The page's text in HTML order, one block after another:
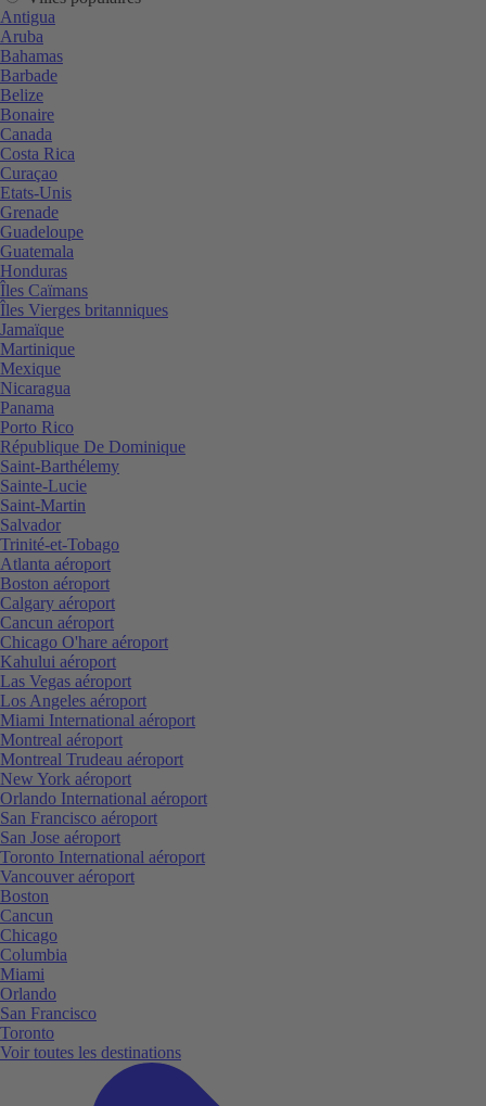
Antigua
Aruba
Bahamas
Barbade
Belize
Bonaire
Canada
Costa Rica
Curaçao
Etats-Unis
Grenade
Guadeloupe
Guatemala
Honduras
Îles Caïmans
Îles Vierges britanniques
Jamaïque
Martinique
Mexique
Nicaragua
Panama
Porto Rico
République De Dominique
Saint-Barthélemy
Sainte-Lucie
Saint-Martin
Salvador
Trinité-et-Tobago
Atlanta aéroport
Boston aéroport
Calgary aéroport
Cancun aéroport
Chicago O'hare aéroport
Kahului aéroport
Las Vegas aéroport
Los Angeles aéroport
Miami International aéroport
Montreal aéroport
Montreal Trudeau aéroport
New York aéroport
Orlando International aéroport
San Francisco aéroport
San Jose aéroport
Toronto International aéroport
Vancouver aéroport
Boston
Cancun
Chicago
Columbia
Miami
Orlando
San Francisco
Toronto
Voir toutes les destinations